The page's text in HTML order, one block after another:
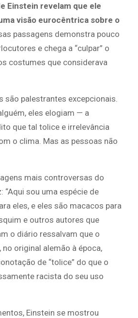
Einstein revelam que ele
visão eurocêntrica sobre o
passagens demonstra pouco
e chega a “culpar” o
costumes que considerava
são palestrantes excepcionais.
eles elogiam — a
que tal tolice e irrelevância
o clima. Mas as pessoas não
mais controversas do
“Aqui sou uma espécie de
eles, e eles são macacos para
e outros autores que
o diário ressalvam que o
no original alemão à época,
de “tolice” do que o
racista do seu uso
Einstein se mostrou